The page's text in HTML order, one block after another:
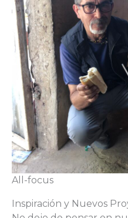
All-focus
Inspiración y Nuevos